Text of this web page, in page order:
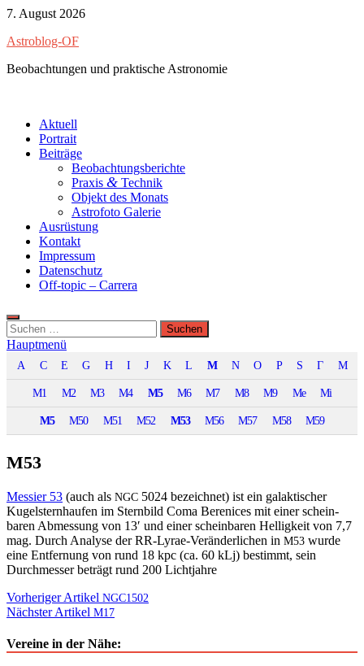
Zum
springen
7. August 2026
Astroblog-OF
Beobachtungen und praktische Astronomie
Aktuell
Portrait
Beiträge
Beobachtungsberichte
Praxis & Technik
Objekt des Monats
Astrofoto Galerie
Ausrüstung
Kontakt
Impressum
Datenschutz
Off-topic – Carrera
Suchen
nach:
Hauptmenü
A C E G H I J K L M N O P S Γ Μ
M1 M2 M3 M4 M5 M6 M7 M8 M9 Me Mi
M5 M50 M51 M52 M53 M56 M57 M58 M59
M53
Messier 53 (auch als NGC 5024 beze­ich­net) ist ein galak­tis­ch­er
Kugel­stern­haufen im Stern­bild Coma Berenices mit ein­er schein­
baren Abmes­sung von 13′ und ein­er schein­baren Hel­ligkeit von 7,7
mag. Durch Analyse der RR-Lyrae-Verän­der­lichen in M53 wurde
eine Ent­fer­nung von rund 18 kpc (ca. 60 kLj) bes­timmt, sein
Durchmess­er beträgt rund 200 Lichtjahre
Beitragsnavigation
Vorheriger Artikel NGC1502
Nächster Artikel M17
Vereine in der Nähe: